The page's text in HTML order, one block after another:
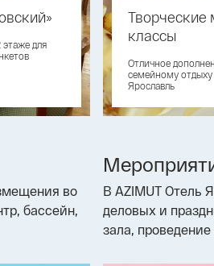
этаже для
Творческие
классы
Отличное
семейному отдыху
Ярославль
во
бассейн,
В AZIMUT Отель
деловых и
зала,